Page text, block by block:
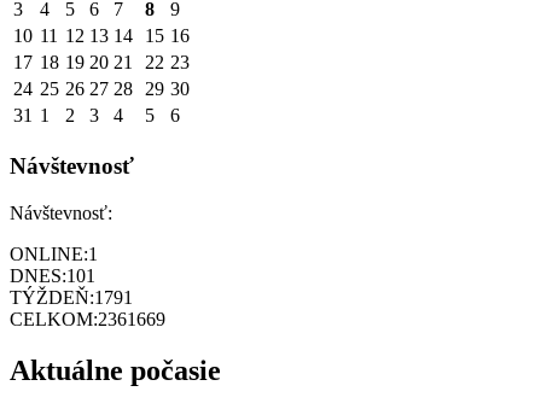
3
4 5 6 7 8
9
10 11 12 13 14 15 16
17 18 19 20 21 22 23
24 25 26 27 28 29 30
31 1 2 3 4 5 6
Návštevnosť
Návštevnosť:
ONLINE:1
DNES:101
TÝŽDEŇ:1791
CELKOM:2361669
Aktuálne počasie